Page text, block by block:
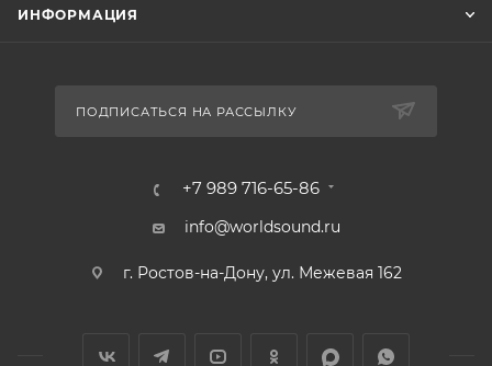
В КОРЗИНУ
ИНФОРМАЦИЯ
ПОДПИСАТЬСЯ НА РАССЫЛКУ
+7 989 716-65-86
info@worldsound.ru
г. Ростов-на-Дону, ул. Межевая 162